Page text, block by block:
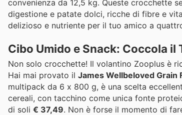
convenienza da 12,5 kg. Queste crocchette
digestione e patate dolci, ricche di fibre e
delizioso e nutriente per il tuo amico a
Cibo Umido e Snack: Coccola il
Non solo crocchette! Il volantino Zooplus è
Hai mai provato il James Wellbeloved Grain
multipack da 6 x 800 g, è una scelta
cereali, con tacchino come unica fonte
di soli € 37,49. Non è forse il momento di